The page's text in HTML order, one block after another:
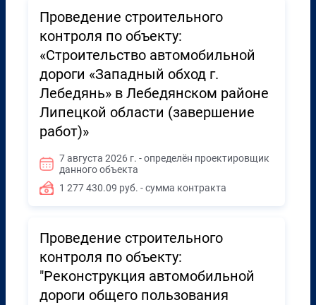
Проведение строительного
контроля по объекту:
«Строительство автомобильной
дороги «Западный обход г.
Лебедянь» в Лебедянском районе
Липецкой области (завершение
работ)»
7 августа 2026 г. - определён проектировщик
данного объекта
1 277 430.09 руб. - сумма контракта
Проведение строительного
контроля по объекту:
"Реконструкция автомобильной
дороги общего пользования